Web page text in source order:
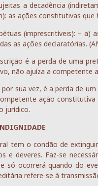
a decadência
as ações constitutivas
(imprescritíveis): –
as ações declaratórias.
é a perda de uma
não ajuíza a competente
por sua vez, é a perda de
ação constitutiva
jurídico.
tem o condão de
e deveres. Faz-se
só ocorrerá quando do
refere-se à